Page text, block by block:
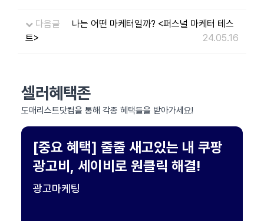
다음글
나는 어떤 마케터일까? <퍼스널 마케터 테스
트>
24.05.16
셀러혜택존
도매리스트닷컴을 통해 각종 혜택들을 받아가세요!
[중요 혜택] 줄줄 새고있는 내 쿠팡
광고비, 세이비로 원클릭 해결!
광고마케팅